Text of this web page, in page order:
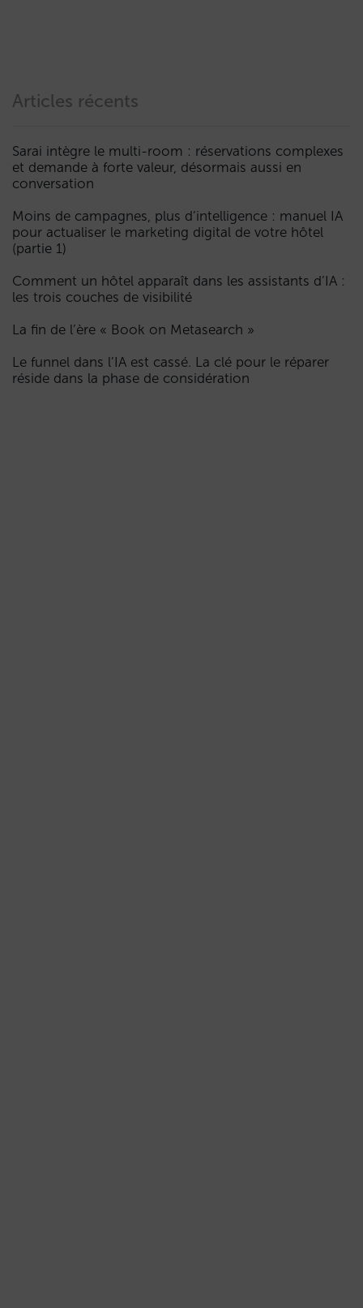
Articles récents
Sarai intègre le multi-room : réservations complexes
et demande à forte valeur, désormais aussi en
conversation
Moins de campagnes, plus d’intelligence : manuel IA
pour actualiser le marketing digital de votre hôtel
(partie 1)
Comment un hôtel apparaît dans les assistants d’IA :
les trois couches de visibilité
La fin de l’ère « Book on Metasearch »
Le funnel dans l’IA est cassé. La clé pour le réparer
réside dans la phase de considération